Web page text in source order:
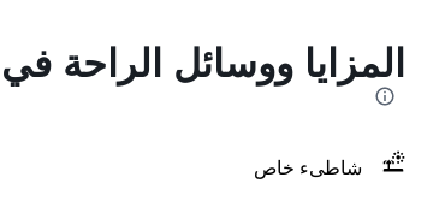
المزايا ووسائل الراحة
شاطىء خاص